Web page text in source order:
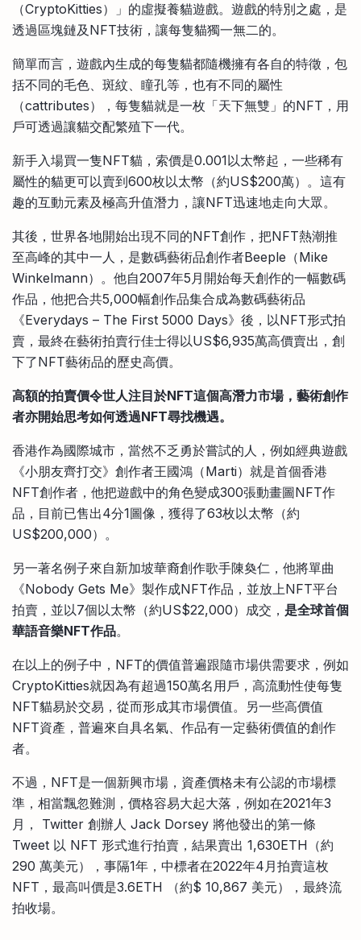
（CryptoKitties）」的虛擬養貓遊戲。遊戲的特別之處，是
透過區塊鏈及NFT技術，讓每隻貓獨一無二的。
簡單而言，遊戲內生成的每隻貓都隨機擁有各自的特徵，包
括不同的毛色、斑紋、瞳孔等，也有不同的屬性
（cattributes），每隻貓就是一枚「天下無雙」的NFT，用
戶可透過讓貓交配繁殖下一代。
新手入場買一隻NFT貓，索價是0.001以太幣起，一些稀有
屬性的貓更可以賣到600枚以太幣（約US$200萬）。這有
趣的互動元素及極高升值潛力，讓NFT迅速地走向大眾。
其後，世界各地開始出現不同的NFT創作，把NFT熱潮推
至高峰的其中一人，是數碼藝術品創作者Beeple（Mike
Winkelmann）。他自2007年5月開始每天創作的一幅數碼
作品，他把合共5,000幅創作品集合成為數碼藝術品
《Everydays – The First 5000 Days》後，以NFT形式拍
賣，最終在藝術拍賣行佳士得以US$6,935萬高價賣出，創
下了NFT藝術品的歷史高價。
高額的拍賣價令世人注目於NFT這個高潛力市場，藝術創作
者亦開始思考如何透過NFT尋找機遇。
香港作為國際城市，當然不乏勇於嘗試的人，例如經典遊戲
《小朋友齊打交》創作者王國鴻（Marti）就是首個香港
NFT創作者，他把遊戲中的角色變成300張動畫圖NFT作
品，目前已售出4分1圖像，獲得了63枚以太幣（約
US$200,000）。
另一著名例子來自新加坡華裔創作歌手陳奐仁，他將單曲
《Nobody Gets Me》製作成NFT作品，並放上NFT平台
拍賣，並以7個以太幣（約US$22,000）成交， 是全球首個
華語音樂NFT作品。
在以上的例子中，NFT的價值普遍跟隨市場供需要求，例如
CryptoKitties就因為有超過150萬名用戶，高流動性使每隻
NFT貓易於交易，從而形成其市場價值。另一些高價值
NFT資產，普遍來自具名氣、作品有一定藝術價值的創作
者。
不過，NFT是一個新興市場，資產價格未有公認的市場標
準，相當飄忽難測，價格容易大起大落，例如在2021年3
月， Twitter 創辦人 Jack Dorsey 將他發出的第一條
Tweet 以 NFT 形式進行拍賣，結果賣出 1,630ETH（約
290 萬美元），事隔1年，中標者在2022年4月拍賣這枚
NFT，最高叫價是3.6ETH （約$ 10,867 美元），最終流
拍收場。